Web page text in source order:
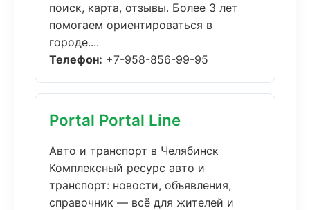
поиск, карта, отзывы. Более 3 лет
помогаем ориентироваться в
городе....
Телефон: +7-958-856-99-95
Portal Portal Line
Авто и транспорт в Челябинск
Комплексный ресурс авто и
транспорт: новости, объявления,
справочник — всё для жителей и